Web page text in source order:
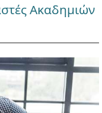
Ακαδημιών